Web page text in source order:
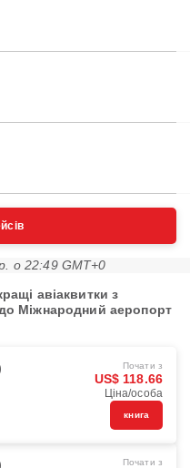
о 22:49 GMT+0
авіаквитки з
Міжнародний аеропорт
Почати з
US$ 118.66
Ціна/особа
книга
Почати з